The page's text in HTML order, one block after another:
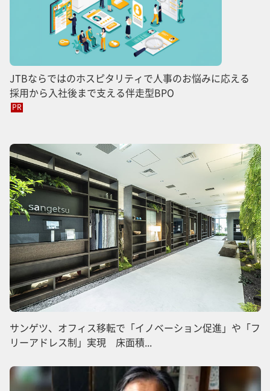
JTBならではのホスピタリティで人事のお悩みに応える
採用から入社後まで支える伴走型BPO
PR
サンゲツ、オフィス移転で「イノベーション促進」や「フ
リーアドレス制」実現 床面積...